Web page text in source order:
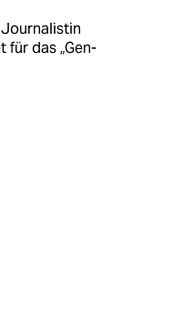
das „Gen-